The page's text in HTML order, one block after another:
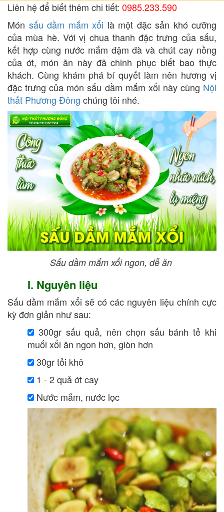
Liên hệ để biết thêm chi tiết: 0985.233.590
Món sấu dầm mắm xổi là một đặc sản khó cưỡng
của mùa hè. Với vị chua thanh đặc trưng của sấu,
kết hợp cùng nước mắm đậm đà và chút cay nồng
của ớt, món ăn này đã chinh phục biết bao thực
khách. Cùng khám phá bí quyết làm nên hương vị
đặc trưng của món sấu dầm mắm xổi này cùng Nội
thất Phương Đông chúng tôi nhé.
Sấu dầm mắm xổi ngon, dễ ăn
I. Nguyên liệu
Sấu dầm mắm xổi sẽ có các nguyên liệu chính cực
kỳ đơn giản như sau:
300gr sấu quả, nên chọn sấu bánh tẻ khi
muối xổi ăn ngon hơn, giòn hơn
30gr tỏi khô
1 - 2 quả ớt cay
Nước mắm, nước lọc